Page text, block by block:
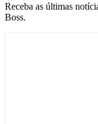
Receba as últimas
Boss.